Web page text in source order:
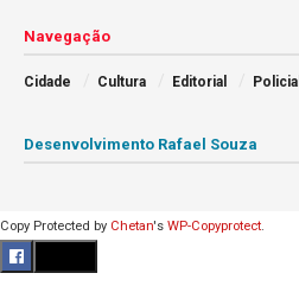
Navegação
Cidade Cultura Editorial Policial
Desenvolvimento Rafael Souza
Copy Protected by Chetan's WP-Copyprotect.